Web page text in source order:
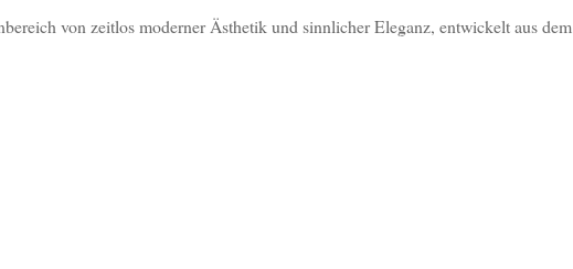
von zeitlos moderner Ästhetik und sinnlicher Eleganz, entwickelt aus dem